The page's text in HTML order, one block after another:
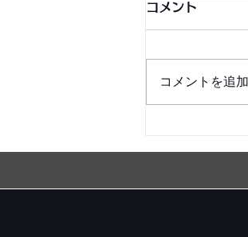
コメント
コメントを追